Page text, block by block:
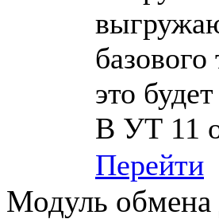
это
В УТ 11
Перейти
Модуль